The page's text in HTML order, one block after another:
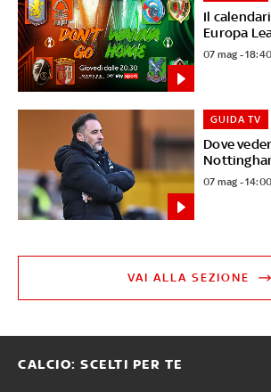
Il
Europa
07 mag - 18:40
Dove
GUIDA TV
07 mag - 14:00
VAI ALLA SEZIONE
CALCIO: SCELTI PER TE